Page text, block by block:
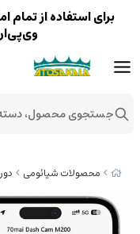
محصولات شیائومی
برای استفاده از تمام
جستجوی محصول،